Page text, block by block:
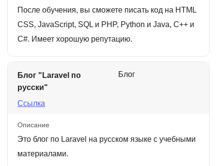
После обучения, вы сможете писать код на HTML
CSS, JavaScript, SQL и PHP, Python и Java, C++ и
C#. Имеет хорошую репутацию.
Блог "Laravel по
русски"
Ссылка
Блог
Описание
Это блог по Laravel на русском языке с учебными
материалами.